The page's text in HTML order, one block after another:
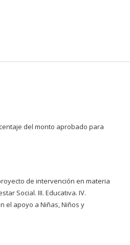
del monto aprobado para
de intervención en materia
Social. III. Educativa. IV.
el apoyo a Niñas, Niños y